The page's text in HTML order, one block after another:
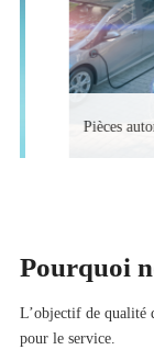
Pièces
Pourquoi
L’objectif de qualité
pour le service.